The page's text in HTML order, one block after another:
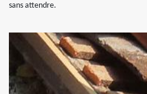
sans attendre.